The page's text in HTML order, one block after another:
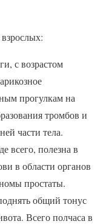
с возрастом
прогулкам на
тромбов и
части тела.
всего, полезна в
в области органов
простаты.
общий тонус
Всего полчаса в